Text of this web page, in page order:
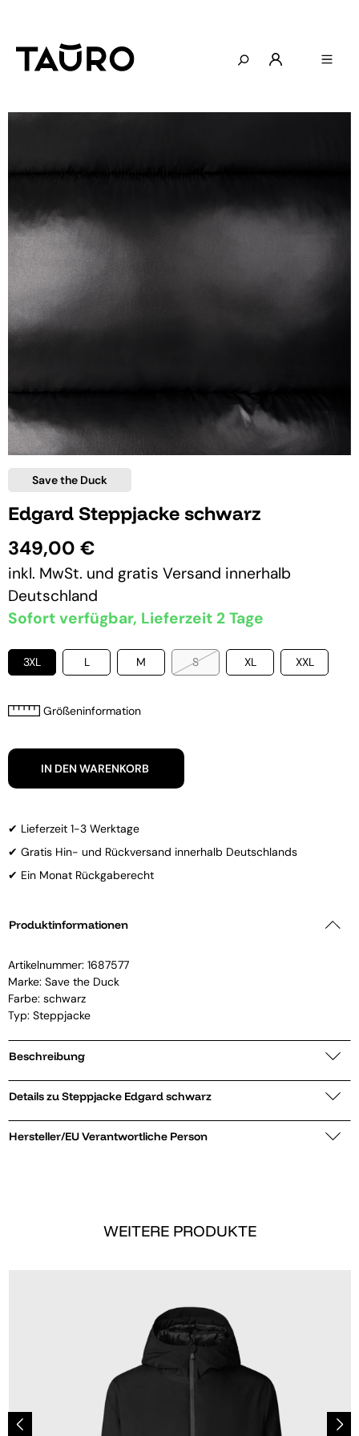
Save the Duck
Edgard Steppjacke schwarz
349,00 €
inkl. MwSt. und gratis Versand innerhalb
Deutschland
Sofort verfügbar, Lieferzeit 2 Tage
3XL L M S XL XXL
Größeninformation
IN DEN WARENKORB
✔ Lieferzeit 1-3 Werktage
✔ Gratis Hin- und Rückversand innerhalb Deutschlands
✔ Ein Monat Rückgaberecht
Produktinformationen
Artikelnummer: 1687577
Marke: Save the Duck
Farbe: schwarz
Typ: Steppjacke
Beschreibung
Details zu Steppjacke Edgard schwarz
Hersteller/EU Verantwortliche Person
WEITERE PRODUKTE